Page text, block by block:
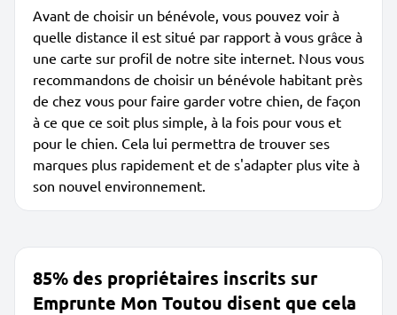
Avant de choisir un bénévole, vous pouvez voir à
quelle distance il est situé par rapport à vous grâce à
une carte sur profil de notre site internet. Nous vous
recommandons de choisir un bénévole habitant près
de chez vous pour faire garder votre chien, de façon
à ce que ce soit plus simple, à la fois pour vous et
pour le chien. Cela lui permettra de trouver ses
marques plus rapidement et de s'adapter plus vite à
son nouvel environnement.
85% des propriétaires inscrits sur
Emprunte Mon Toutou disent que cela